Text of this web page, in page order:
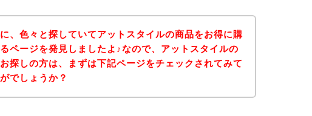
、色々と探していてアットスタイルの商品をお得に購
ページを発見しましたよ♪なので、アットスタイルの
探しの方は、まずは下記ページをチェックされてみて
でしょうか？